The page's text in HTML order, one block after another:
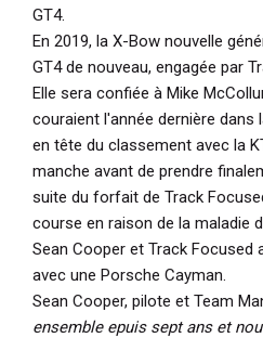
GT4.
En 2019, la X-Bow nouvelle
GT4 de nouveau, engagée par
Elle sera confiée à Mike
couraient l'année dernière dans
en tête du classement avec la
manche avant de prendre
suite du forfait de Track
course en raison de la maladie
Sean Cooper et Track Focused
avec une Porsche Cayman.
Sean Cooper, pilote et Team
ensemble epuis sept ans et